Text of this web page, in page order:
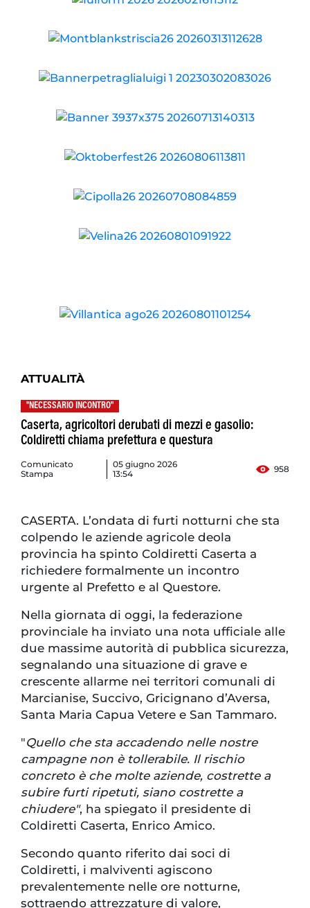
ATTUALITÀ
"NECESSARIO INCONTRO"
Caserta, agricoltori derubati di mezzi e gasolio:
Coldiretti chiama prefettura e questura
Comunicato
Stampa
05 giugno 2026
13:54
958
CASERTA. L’ondata di furti notturni che sta
colpendo le aziende agricole deola
provincia ha spinto Coldiretti Caserta a
richiedere formalmente un incontro
urgente al Prefetto e al Questore.
Nella giornata di oggi, la federazione
provinciale ha inviato una nota ufficiale alle
due massime autorità di pubblica sicurezza,
segnalando una situazione di grave e
crescente allarme nei territori comunali di
Marcianise, Succivo, Gricignano d’Aversa,
Santa Maria Capua Vetere e San Tammaro.
"Quello che sta accadendo nelle nostre
campagne non è tollerabile. Il rischio
concreto è che molte aziende, costrette a
subire furti ripetuti, siano costrette a
chiudere", ha spiegato il presidente di
Coldiretti Caserta, Enrico Amico.
Secondo quanto riferito dai soci di
Coldiretti, i malviventi agiscono
prevalentemente nelle ore notturne,
sottraendo attrezzature di valore,